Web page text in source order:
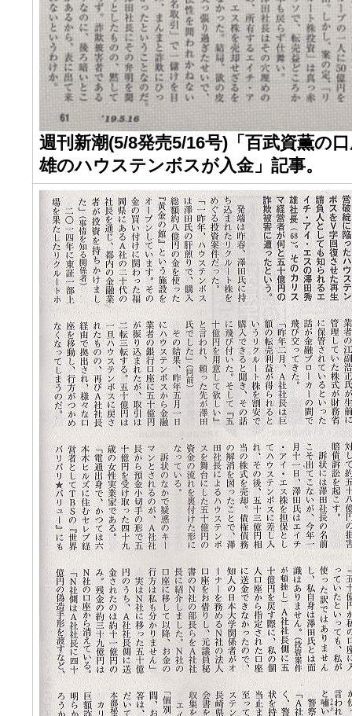
週刊新潮(5/8発売5/16号)「百武資薫の
雄のハウステンボスが入金」記事。